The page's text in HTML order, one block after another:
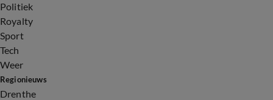
Politiek
Royalty
Sport
Tech
Weer
Regionieuws
Drenthe